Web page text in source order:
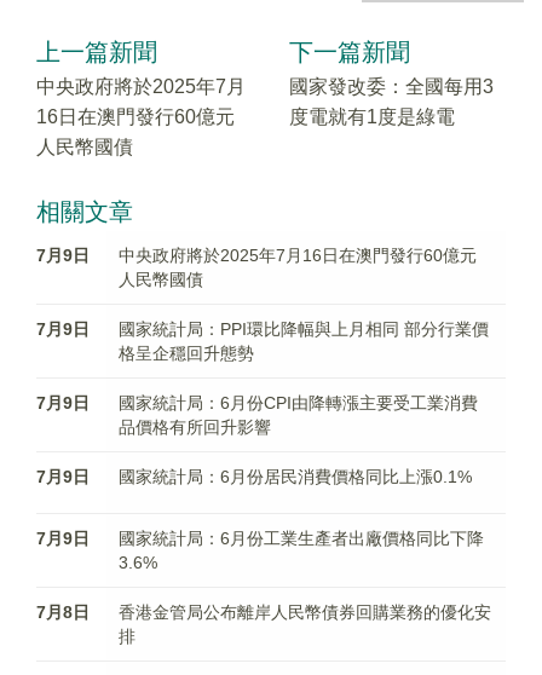
上一篇新聞
中央政府將於2025年7月
16日在澳門發行60億元
人民幣國債
下一篇新聞
國家發改委：全國每用3
度電就有1度是綠電
相關文章
7月9日
中央政府將於2025年7月16日在澳門發行60億元
人民幣國債
7月9日
國家統計局：PPI環比降幅與上月相同 部分行業價
格呈企穩回升態勢
7月9日
國家統計局：6月份CPI由降轉漲主要受工業消費
品價格有所回升影響
7月9日 國家統計局：6月份居民消費價格同比上漲0.1%
7月9日
國家統計局：6月份工業生產者出廠價格同比下降
3.6%
7月8日
香港金管局公布離岸人民幣債券回購業務的優化安
排